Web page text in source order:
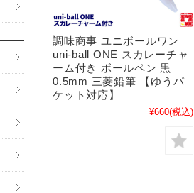
調味商事 ユニボールワン
uni-ball ONE スカレーチャ
ーム付き ボールペン 黒
0.5mm 三菱鉛筆 【ゆうパ
ケット対応】
¥660(税込)